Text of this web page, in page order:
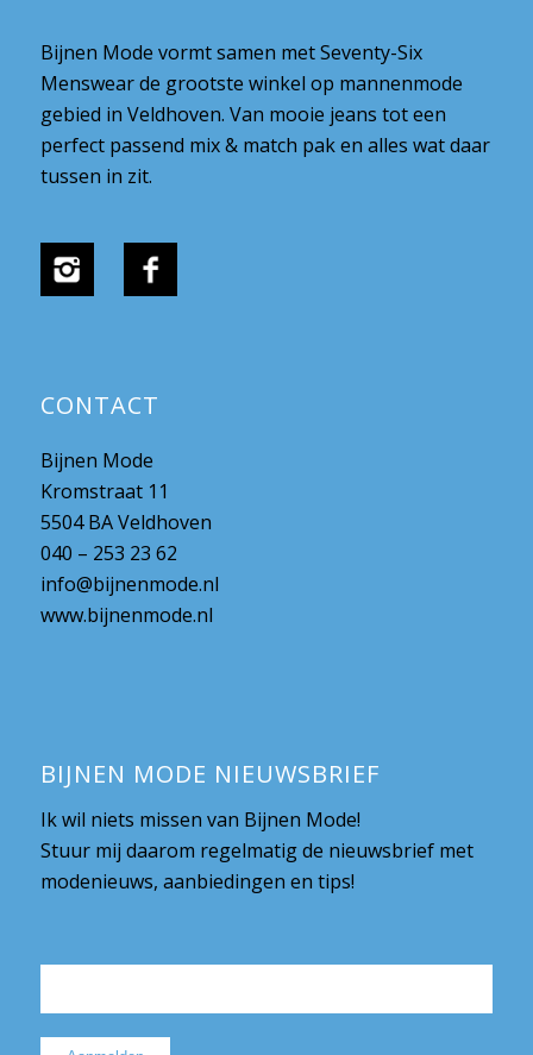
Bijnen Mode vormt samen met Seventy-Six
Menswear de grootste winkel op mannenmode
gebied in Veldhoven. Van mooie jeans tot een
perfect passend mix & match pak en alles wat daar
tussen in zit.
CONTACT
Bijnen Mode
Kromstraat 11
5504 BA Veldhoven
040 – 253 23 62
info@bijnenmode.nl
www.bijnenmode.nl
BIJNEN MODE NIEUWSBRIEF
Ik wil niets missen van Bijnen Mode!
Stuur mij daarom regelmatig de nieuwsbrief met
modenieuws, aanbiedingen en tips!